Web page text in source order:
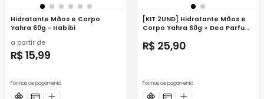
Hidratante Mãos e Corpo
Yahra 60g - Habibi
a partir de
R$ 15,99
Formas de pagamento
[KIT 2UND] Hidratante Mãos e
Corpo Yahra 60g + Deo Parfum
R$ 25,90
Formas de pagamento